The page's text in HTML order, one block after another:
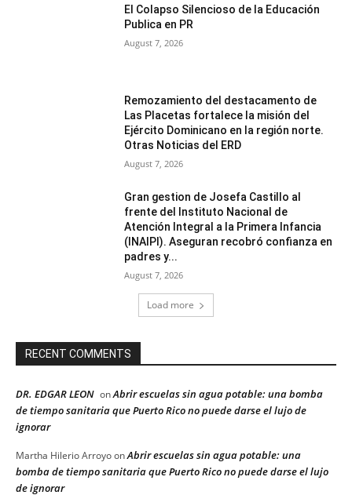
El Colapso Silencioso de la Educación
Publica en PR
August 7, 2026
Remozamiento del destacamento de
Las Placetas fortalece la misión del
Ejército Dominicano en la región norte.
Otras Noticias del ERD
August 7, 2026
Gran gestion de Josefa Castillo al
frente del Instituto Nacional de
Atención Integral a la Primera Infancia
(INAIPI). Aseguran recobró confianza en
padres y...
August 7, 2026
Load more
RECENT COMMENTS
DR. EDGAR LEON onAbrir escuelas sin agua potable: una bomba
de tiempo sanitaria que Puerto Rico no puede darse el lujo de
ignorar
Martha Hilerio ArroyoonAbrir escuelas sin agua potable: una
bomba de tiempo sanitaria que Puerto Rico no puede darse el lujo
de ignorar